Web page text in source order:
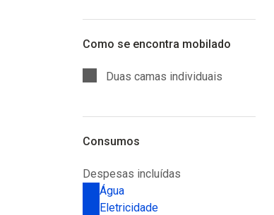
Como se encontra mobilado
Duas camas individuais
Consumos
Despesas incluídas
Água
Eletricidade